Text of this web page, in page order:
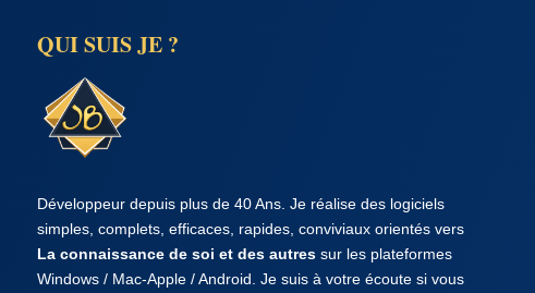
QUI SUIS JE ?
Développeur depuis plus de 40 Ans. Je réalise des logiciels
simples, complets, efficaces, rapides, conviviaux orientés vers
La connaissance de soi et des autres sur les plateformes
Windows / Mac-Apple / Android. Je suis à votre écoute si vous